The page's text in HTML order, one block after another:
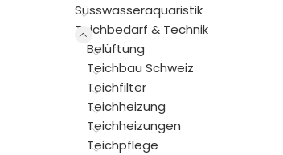
Süsswasseraquaristik
Teichbedarf & Technik
Belüftung
Teichbau Schweiz
Teichfilter
Teichheizung
Teichheizungen
Teichpflege